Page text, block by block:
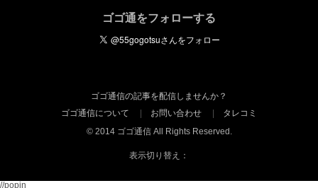
ゴゴ通をフォローする
ゴゴ通信の記事を配信しませんか？
ゴゴ通信について
お問い合わせ
タレコミ
© 2014 ゴゴ通信 All Rights Reserved.
表示切り替え：
//popin